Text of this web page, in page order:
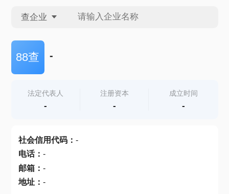
查企业
查企业
查产地
88查 -
法定代表人
-
注册资本
-
成立时间
-
社会信用代码： -
电话： -
邮箱： -
地址： -